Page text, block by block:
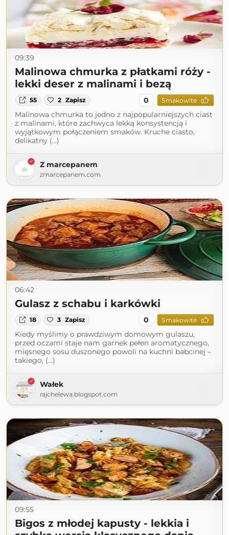
09:39
Malinowa chmurka z płatkami róży -
lekki deser z malinami i bezą
55 2 Zapisz 0 Smakowite
Malinowa chmurka to jedno z najpopularniejszych ciast
z malinami, które zachwyca lekką konsystencją i
wyjątkowym połączeniem smaków. Kruche ciasto,
delikatny (...)
Z marcepanem
zmarcepanem.com
06:42
Gulasz z schabu i karkówki
18 3 Zapisz 0 Smakowite
Kiedy myślimy o prawdziwym domowym gulaszu,
przed oczami staje nam garnek pełen aromatycznego,
mięsnego sosu duszonego powoli na kuchni babcinej –
takiego, (...)
Wałek
rajchelewa.blogspot.com
09:55
Bigos z młodej kapusty - lekkia i